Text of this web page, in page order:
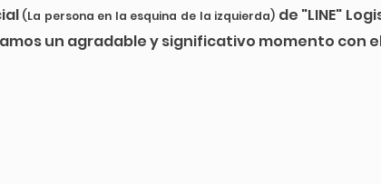
(La persona en la esquina de la izquierda) de "LINE"
un agradable y significativo momento con